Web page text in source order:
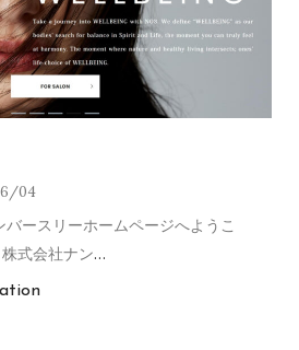
04
ースリーホームページへようこ
式会社ナン…